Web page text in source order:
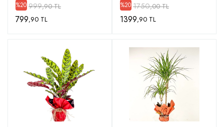
%20 999,90 TL
799,90 TL
%20 1750,00 TL
1399,90 TL